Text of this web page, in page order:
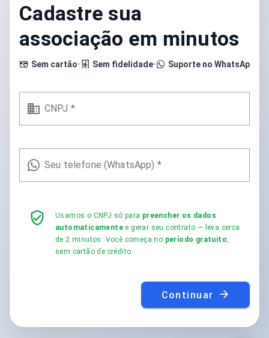
Cadastre sua
associação em minutos
Sem cartão• Sem fidelidade• Suporte no WhatsApp
CNPJ *
Seu telefone (WhatsApp) *
Usamos o CNPJ só para preencher os dados
automaticamente e gerar seu contrato — leva cerca
de 2 minutos. Você começa no período gratuito,
sem cartão de crédito.
Continuar